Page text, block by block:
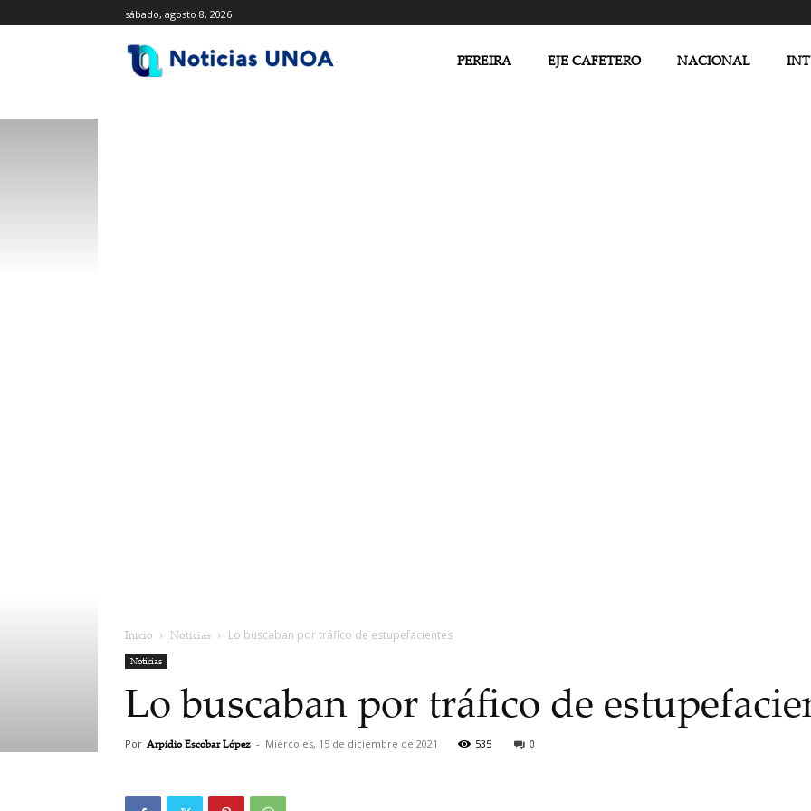
sábado, agosto 8, 2026
PEREIRA EJE CAFETERO NACIONAL
Inicio Noticias Lo buscaban por tráfico de estupefacientes
Noticias
Lo buscaban por tráfico de
Por Arpidio Escobar López - Miércoles, 15 de diciembre de 2021 535 0